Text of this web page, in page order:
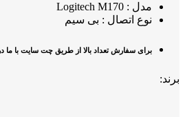
مدل : Logitech M170
نوع اتصال : بی سیم
برای سفارش تعداد بالا از طریق چت سایت با ما
برند: